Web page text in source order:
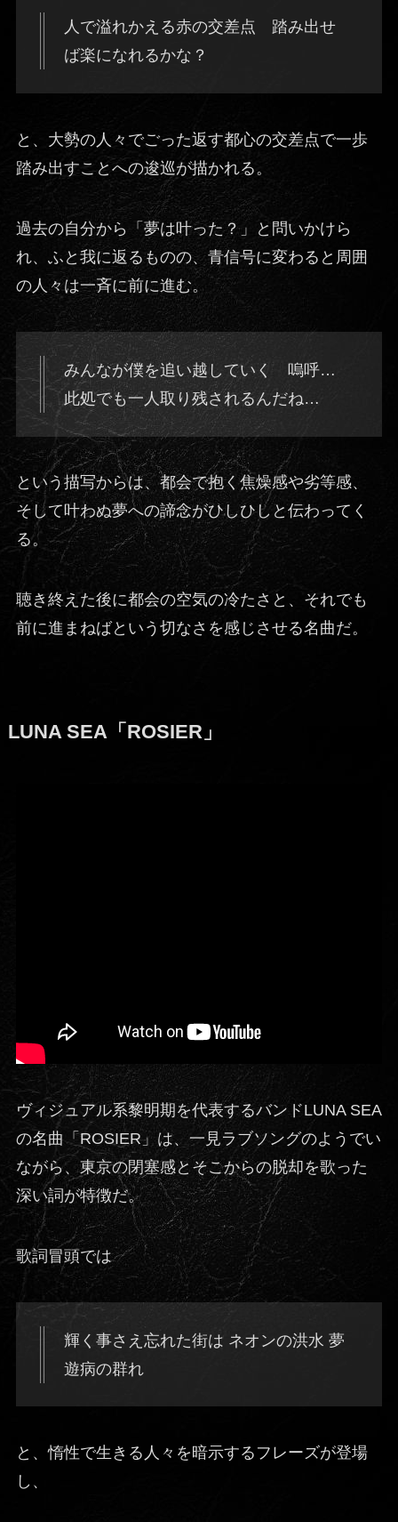
人で溢れかえる赤の交差点 踏み出せ
ば楽になれるかな？
と、大勢の人々でごった返す都心の交差点で一歩
踏み出すことへの逡巡が描かれる。
過去の自分から「夢は叶った？」と問いかけら
れ、ふと我に返るものの、青信号に変わると周囲
の人々は一斉に前に進む。
みんなが僕を追い越していく 嗚呼…
此処でも一人取り残されるんだね…
という描写からは、都会で抱く焦燥感や劣等感、
そして叶わぬ夢への諦念がひしひしと伝わってく
る。
聴き終えた後に都会の空気の冷たさと、それでも
前に進まねばという切なさを感じさせる名曲だ。
LUNA SEA「ROSIER」
ヴィジュアル系黎明期を代表するバンドLUNA SEA
の名曲「ROSIER」は、一見ラブソングのようでい
ながら、東京の閉塞感とそこからの脱却を歌った
深い詞が特徴だ。
歌詞冒頭では
輝く事さえ忘れた街は ネオンの洪水 夢
遊病の群れ
と、惰性で生きる人々を暗示するフレーズが登場
し、